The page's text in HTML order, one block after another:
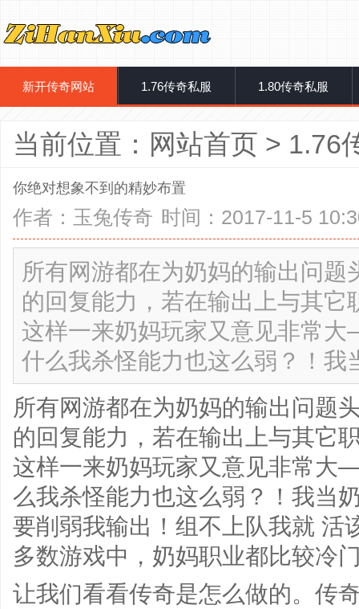
新开传奇网站 1.76传奇私服 1.80传奇私服
当前位置： 网站首页 > 1.76
你绝对想象不到的精妙布置
作者： 玉兔传奇 时间：2017-11-5
所有网游都在为奶妈的输出问
的回复能力，若在输出上与其
这样一来奶妈玩家又意见非常
什么我杀怪能力也这么弱？！
所有网游都在为奶妈的输出问题
的回复能力，若在输出上与其它
这样一来奶妈玩家又意见非常
么我杀怪能力也这么弱？！我当
要削弱我输出！组不上队我就 活
多数游戏中，奶妈职业都比较冷
让我们看看传奇是怎么做的。传